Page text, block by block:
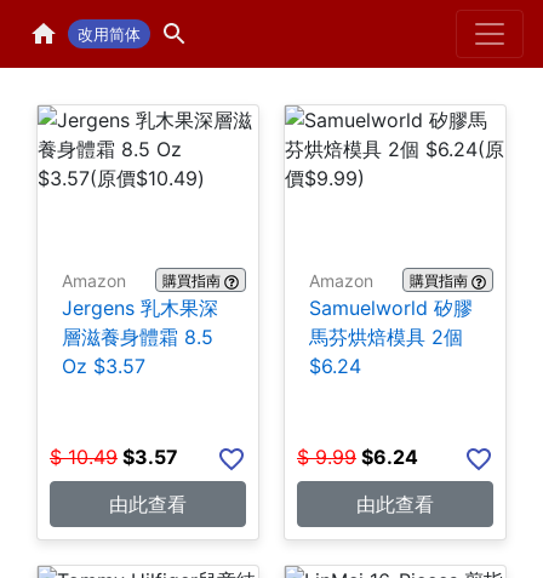
改用简体 Home
Amazon 購買指南
Jergens 乳木果深
層滋養身體霜 8.5
Oz $3.57
$ 10.49 $3.57
由此查看
Amazon 購買指南
Samuelworld 矽膠
馬芬烘焙模具 2個
$6.24
$ 9.99 $6.24
由此查看